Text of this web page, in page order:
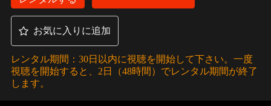
お気に入りに追加
レンタル期間：30日以内に視聴を開始して下さい。一度
視聴を開始すると、2日（48時間）でレンタル期間が終了
します。